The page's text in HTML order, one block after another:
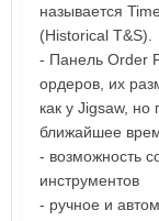
называется
(Historical T&S).
- Панель Order
ордеров, их
как у Jigsaw,
ближайшее
- возможность
инструментов
- ручное и